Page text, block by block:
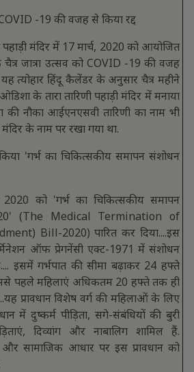
COVID -19 की वजह से किया रद्द
पहाड़ी मंदिर में 17 मार्च, 2020 को आयोजित
चैत्र जात्रा उत्सव को COVID -19 की वजह
यह त्योहार हिंदू कैलेंडर के अनुसार चैत्र महीने
के तारा तारिणी पहाड़ी मंदिर में मनाया
की नौका आईएनएसवी तारिणी का नाम भी
मंदिर के नाम पर रखा गया था.
'गर्भ का चिकित्सकीय समापन संशोधन
को 'गर्भ का चिकित्सकीय समापन
(The Medical Termination of
Bill-2020) पारित कर दिया....इस
ऑफ प्रेगनेंसी एक्ट-1971 में संशोधन
इसमें गर्भपात की सीमा बढ़ाकर 24 हफ्ते
पहले महिलाएं अधिकतम 20 हफ्ते तक ही
प्रावधान विशेष वर्ग की महिलाओं के लिए
में दुष्कर्म पीड़िता, सगे-संबंधियों की बुरी
दिव्यांग और नाबालिग शामिल हैं.
और सामाजिक आधार पर इस प्रावधान को